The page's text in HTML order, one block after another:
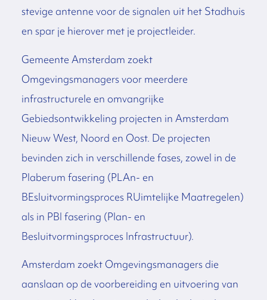
stevige antenne voor de signalen uit het Stadhuis
en spar je hierover met je projectleider.
Gemeente Amsterdam zoekt
Omgevingsmanagers voor meerdere
infrastructurele en omvangrijke
Gebiedsontwikkeling projecten in Amsterdam
Nieuw West, Noord en Oost. De projecten
bevinden zich in verschillende fases, zowel in de
Plaberum fasering (PLAn- en
BEsluitvormingsproces RUimtelijke Maatregelen)
als in PBI fasering (Plan- en
Besluitvormingsproces Infrastructuur).
Amsterdam zoekt Omgevingsmanagers die
aanslaan op de voorbereiding en uitvoering van